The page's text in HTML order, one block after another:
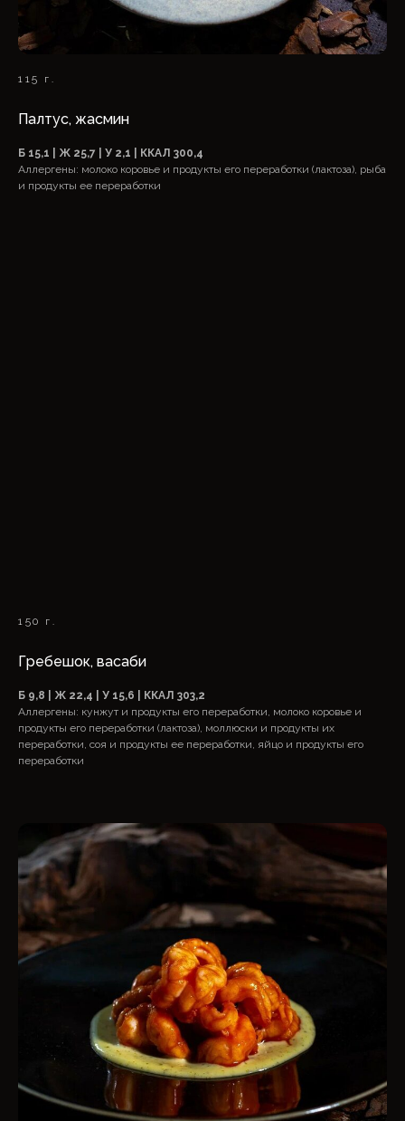
115 г.
Палтус, жасмин
Б 15,1 | Ж 25,7 | У 2,1 | ККАЛ 300,4
Аллергены: молоко коровье и продукты его переработки (лактоза), рыба
и продукты ее переработки
150 г.
Гребешок, васаби
Б 9,8 | Ж 22,4 | У 15,6 | ККАЛ 303,2
Аллергены: кунжут и продукты его переработки, молоко коровье и
продукты его переработки (лактоза), моллюски и продукты их
переработки, соя и продукты ее переработки, яйцо и продукты его
переработки